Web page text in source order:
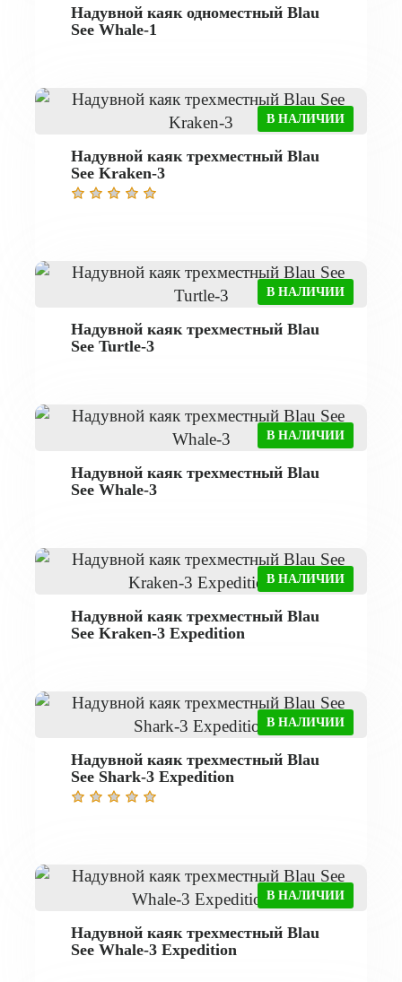
Надувной каяк одноместный Blau
See Whale-1
В НАЛИЧИИ
Надувной каяк трехместный Blau
See Kraken-3
В НАЛИЧИИ
Надувной каяк трехместный Blau
See Turtle-3
В НАЛИЧИИ
Надувной каяк трехместный Blau
See Whale-3
В НАЛИЧИИ
Надувной каяк трехместный Blau
See Kraken-3 Expedition
В НАЛИЧИИ
Надувной каяк трехместный Blau
See Shark-3 Expedition
В НАЛИЧИИ
Надувной каяк трехместный Blau
See Whale-3 Expedition